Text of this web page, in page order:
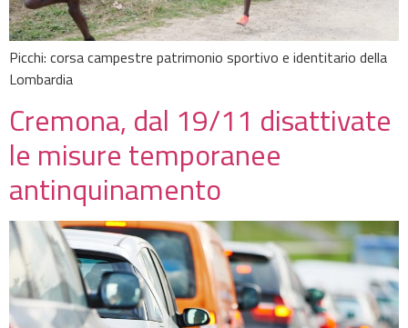
Picchi: corsa campestre patrimonio sportivo e identitario della
Lombardia
Cremona, dal 19/11 disattivate
le misure temporanee
antinquinamento